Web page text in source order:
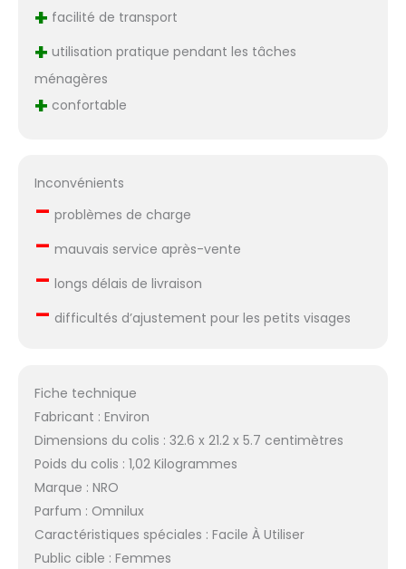
+ facilité de transport
+ utilisation pratique pendant les tâches
ménagères
+ confortable
Inconvénients
– problèmes de charge
– mauvais service après-vente
– longs délais de livraison
– difficultés d’ajustement pour les petits visages
Fiche technique
Fabricant : Environ
Dimensions du colis : 32.6 x 21.2 x 5.7 centimètres
Poids du colis : 1,02 Kilogrammes
Marque : NRO
Parfum : Omnilux
Caractéristiques spéciales : Facile À Utiliser
Public cible : Femmes